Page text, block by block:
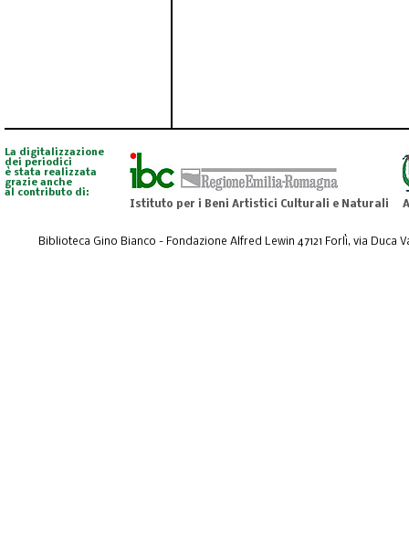
La digitalizzazione
dei periodici
è stata realizzata
grazie anche
al contributo di:
Istituto per i Beni Artistici Culturali e Naturali
Biblioteca Gino Bianco - Fondazione Alfred Lewin 47121 Forlì, via Duca